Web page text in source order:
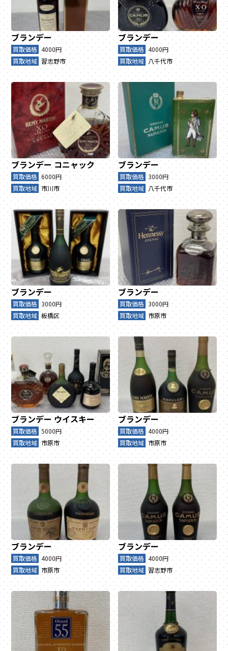
ブランデー
買取価格 4000円
買取地域 習志野市
ブランデー
買取価格 4000円
買取地域 八千代市
ブランデー コニャック
買取価格 6000円
買取地域 市川市
ブランデー
買取価格 3000円
買取地域 八千代市
ブランデー
買取価格 3000円
買取地域 板橋区
ブランデー
買取価格 3000円
買取地域 市原市
ブランデー ウイスキー
買取価格 5000円
買取地域 市原市
ブランデー
買取価格 4000円
買取地域 市原市
ブランデー
買取価格 4000円
買取地域 市原市
ブランデー
買取価格 4000円
買取地域 習志野市